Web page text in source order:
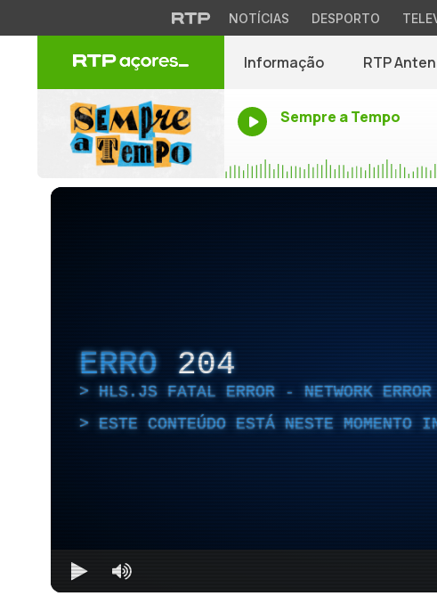
NOTÍCIAS DESPORTO
Informação RTP
Sempre a Tempo
ERRO 204
HLS.JS FATAL ERROR - NETWORK ERROR
ESTE CONTEÚDO ESTÁ NESTE MOMENTO